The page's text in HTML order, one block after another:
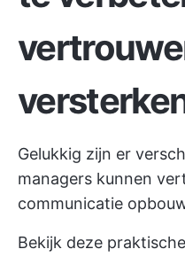
Gelukkig zijn er
managers kunnen
communicatie
Bekijk deze